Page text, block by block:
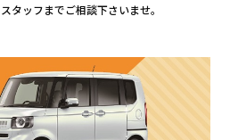
タッフまでご相談下さいませ。